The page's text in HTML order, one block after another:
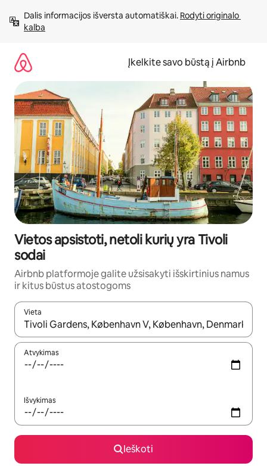
prie
turinio
Dalis informacijos išversta automatiškai. Rodyti originalo
kalba
Įkelkite savo būstą į Airbnb
Vietos apsistoti, netoli kurių yra Tivoli
sodai
Airbnb platformoje galite užsisakyti išskirtinius namus
ir kitus būstus atostogoms
Vieta
Kai pasirodys paieškos rezultatai, juos naršyti galite
Atvykimas
Išvykimas
Ieškoti